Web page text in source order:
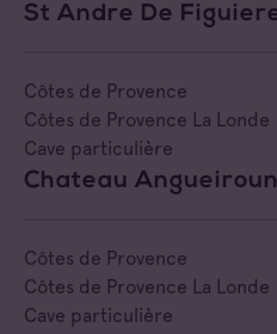
St Andre De
Côtes de Provence
Côtes de Provence La Londe
Cave particulière
Chateau Angueiroun
Côtes de Provence
Côtes de Provence La Londe
Cave particulière